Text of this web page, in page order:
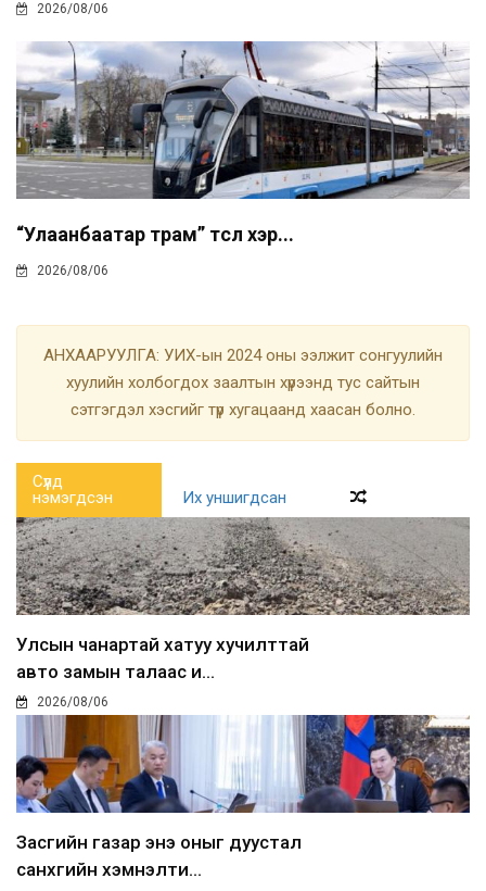
2026/08/06
“Улаанбаатар трам” төсөл хэр...
2026/08/06
АНХААРУУЛГА: УИХ-ын 2024 оны ээлжит сонгуулийн
хуулийн холбогдох заалтын хүрээнд тус сайтын
сэтгэгдэл хэсгийг түр хугацаанд хаасан болно.
Сүүлд
нэмэгдсэн
Их уншигдсан
Улсын чанартай хатуу хучилттай
авто замын талаас и...
2026/08/06
Засгийн газар энэ оныг дуустал
санхүүгийн хэмнэлти...